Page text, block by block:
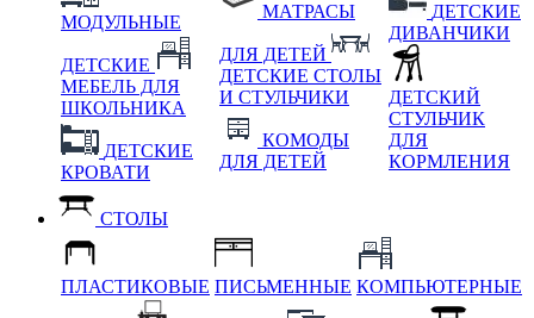
МОДУЛЬНЫЕ
ДЕТСКИЕ
МЕБЕЛЬ ДЛЯ
ШКОЛЬНИКА
ДЕТСКИЕ
КРОВАТИ
МАТРАСЫ
ДЛЯ ДЕТЕЙ
ДЕТСКИЕ СТОЛЫ
И СТУЛЬЧИКИ
КОМОДЫ
ДЛЯ ДЕТЕЙ
ДЕТСКИЕ
ДИВАНЧИКИ
ДЕТСКИЙ
СТУЛЬЧИК
ДЛЯ
КОРМЛЕНИЯ
СТОЛЫ
ПЛАСТИКОВЫЕ ПИСЬМЕННЫЕ КОМПЬЮТЕРНЫЕ